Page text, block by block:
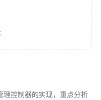
控制器的实现，重点分析